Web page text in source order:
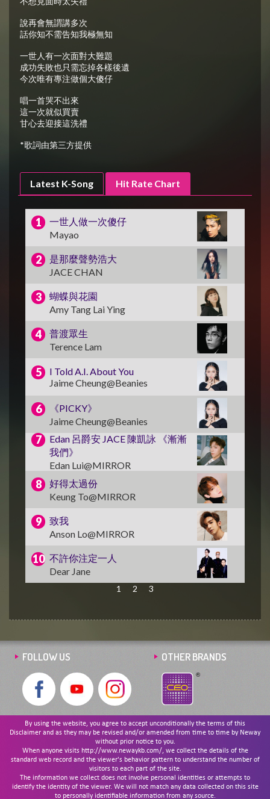
說再會無謂講多次
話你知不需告知我極無知
一世人有一次面對大難題
成功失敗也只需忘掉各樣後遺
今次唯有專注做個大傻仔
唱一首哭不出來
這一次就似買賣
甘心去迎接這洗禮
*歌詞由第三方提供
Latest K-Song Hit Rate Chart
一世人做一次傻仔
Mayao
是那麼聲勢浩大
JACE CHAN
蝴蝶與花園
Amy Tang Lai Ying
普渡眾生
Terence Lam
I Told A.I. About You
Jaime Cheung@Beanies
《PICKY》
Jaime Cheung@Beanies
Edan 呂爵安 JACE 陳凱詠 《漸漸
我們》
Edan Lui@MIRROR
好得太過份
Keung To@MIRROR
致我
Anson Lo@MIRROR
不許你注定一人
Dear Jane
1 2 3
FOLLOW US OTHER BRANDS
By using the website, you agree to accept unconditionally the terms of this
Disclaimer and as they may be revised and/or amended from time to time by Neway
without prior notice to you.
When anyone visits http://www.newaykb.com/, we collect the details of the
standard web record and the viewer's behavior pattern to understand the number of
visitors to each part of the site.
The information we collect does not involve personal identities or attempts to
identify the identity of the viewer. We will not match any data collected on this site
to personally identifiable information from any source.